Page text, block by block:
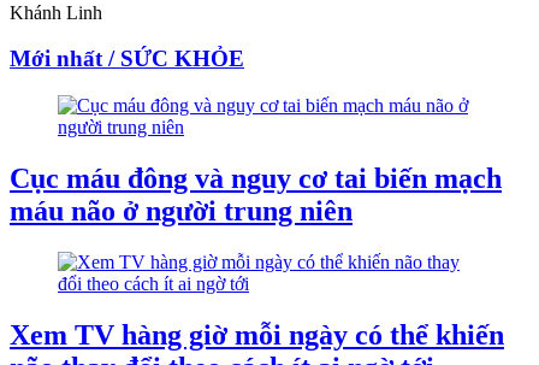
Khánh Linh
Mới nhất / SỨC KHỎE
Cục máu đông và nguy cơ tai biến mạch
máu não ở người trung niên
Xem TV hàng giờ mỗi ngày có thể khiến